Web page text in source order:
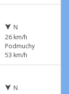
N
26 km/h
Podmuchy
53 km/h
N